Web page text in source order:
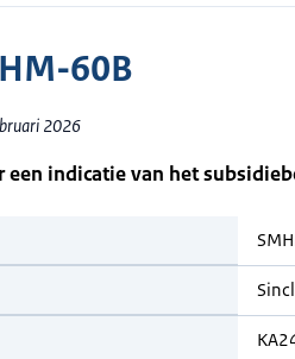
60B
2026
een indicatie van het